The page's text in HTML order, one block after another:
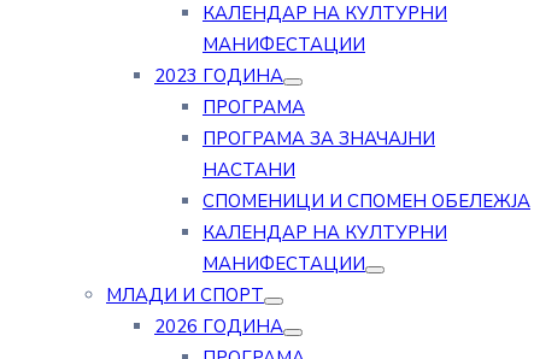
КАЛЕНДАР НА КУЛТУРНИ
МАНИФЕСТАЦИИ
2023 ГОДИНА
ПРОГРАМА
ПРОГРАМА ЗА ЗНАЧАЈНИ
НАСТАНИ
СПОМЕНИЦИ И СПОМЕН ОБЕЛЕЖЈА
КАЛЕНДАР НА КУЛТУРНИ
МАНИФЕСТАЦИИ
МЛАДИ И СПОРТ
2026 ГОДИНА